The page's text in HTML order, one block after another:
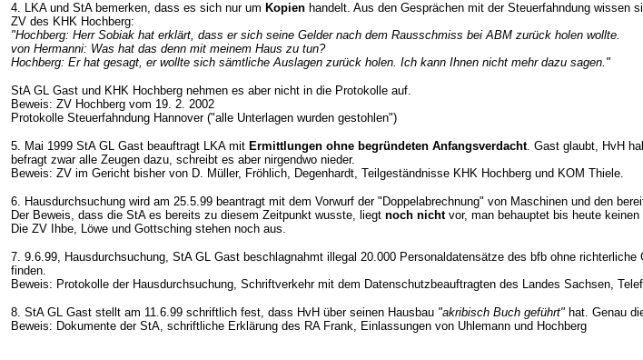
4. LKA und StA bemerken, dass es sich nur um Kopien handelt. Aus den Gesprächen mit der Steuerfahndung wissen
ZV des KHK Hochberg:
"Hochberg: Herr Sobiak hat erklärt, dass er sich seine Gelder nach dem Rausschmiss bei ABM zurück holen wollte.
von Hermanni: Was hat das denn mit meinem Haus zu tun?
Hochberg: Er hat gesagt, er wollte sich sämtliche Auslagen zurück holen. Ich kann Ihnen nicht mehr dazu sagen."
StA GL Gast und KHK Hochberg nehmen es aber nicht in die Protokolle auf.
Beweis: ZV Hochberg vom 19. 2. 2002
Protokolle Steuerfahndung Hannover ("alle Unterlagen wurden gestohlen")
5. Mai 1999 StA GL Gast beauftragt LKA mit Ermittlungen ohne begründeten Anfangsverdacht. Gast glaubt, HvH
befragt zwar alle Zeugen dazu, schreibt es aber nirgendwo nieder.
Beweis: ZV im Gericht bisher von D. Müller, Fröhlich, Degenhardt, Teilgeständnisse KHK Hochberg und KOM Thiele.
6. Hausdurchsuchung wird am 25.5.99 beantragt mit dem Vorwurf der "Doppelabrechnung" von Maschinen und den
Der Beweis, dass die StA es bereits zu diesem Zeitpunkt wusste, liegt noch nichtvor, man behauptet bis heute
Die ZV Ihbe, Löwe und Gottsching stehen noch aus.
7. 9.6.99, Hausdurchsuchung, StA GL Gast beschlagnahmt illegal 20.000 Personaldatensätze des bfb ohne
finden.
Beweis: Protokolle der Hausdurchsuchung, Schriftverkehr mit dem Datenschutzbeauftragten des Landes Sachsen,
8. StA GL Gast stellt am 11.6.99 schriftlich fest, dass HvH über seinen Hausbau "akribisch Buch geführt" hat. Genau
Beweis: Dokumente der StA, schriftliche Erklärung des RA Frank, Einlassungen von Uhlemann und Hochberg